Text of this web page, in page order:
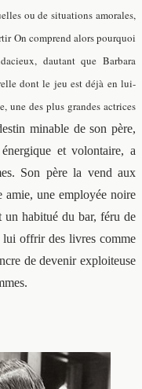
ou de situations amorales,
On comprend alors pourquoi
dautant que Barbara
dont le jeu est déjà en lui-
une des plus grandes actrices
minable de son père,
et volontaire, a
Son père la vend aux
amie, une employée noire
un habitué du bar, féru de
offrir des livres comme
de devenir exploiteuse